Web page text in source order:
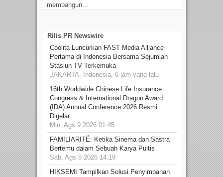
membangun...
Rilis PR Newswire
Coolita Luncurkan FAST Media Alliance
Pertama di Indonesia Bersama Sejumlah
Stasiun TV Terkemuka
JAKARTA, Indonesia, 6 jam yang lalu
16th Worldwide Chinese Life Insurance
Congress & International Dragon Award
(IDA) Annual Conference 2026 Resmi
Digelar
Min, Ags 9 2026 01.45
FAMILIARITÉ: Ketika Sinema dan Sastra
Bertemu dalam Sebuah Karya Puitis
Sab, Ags 8 2026 14.19
HIKSEMI Tampilkan Solusi Penyimpanan